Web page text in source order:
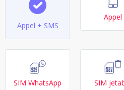
Appel + SMS
Appel
SIM WhatsApp SIM